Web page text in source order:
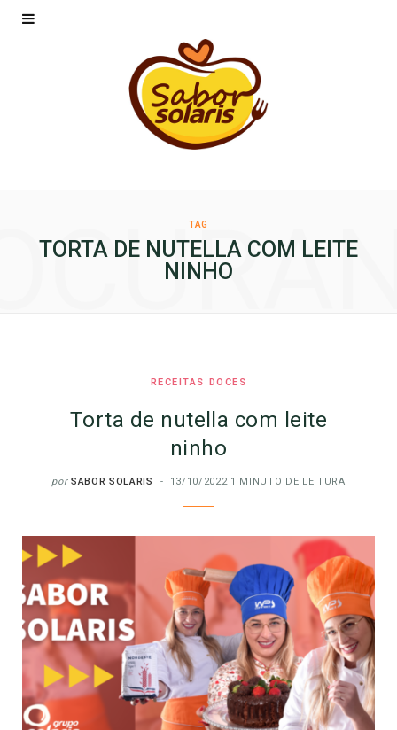
TAG
TORTA DE NUTELLA COM LEITE
NINHO
RECEITAS DOCES
Torta de nutella com leite
ninho
por SABOR SOLARIS 13/10/2022 1 MINUTO DE LEITURA